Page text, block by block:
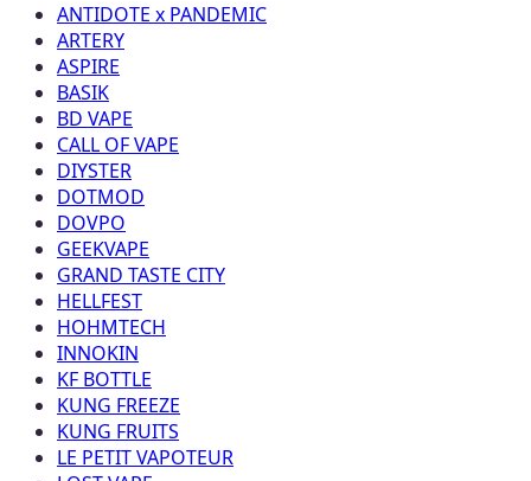
ANTIDOTE x PANDEMIC
ARTERY
ASPIRE
BASIK
BD VAPE
CALL OF VAPE
DIYSTER
DOTMOD
DOVPO
GEEKVAPE
GRAND TASTE CITY
HELLFEST
HOHMTECH
INNOKIN
KF BOTTLE
KUNG FREEZE
KUNG FRUITS
LE PETIT VAPOTEUR